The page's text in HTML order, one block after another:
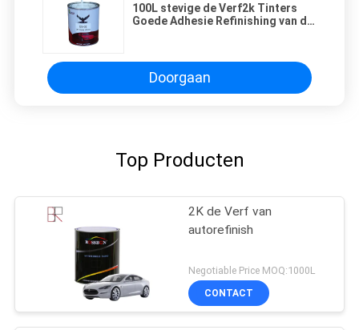
100L stevige de Verf2k Tinters
Goede Adhesie Refinishing van de
Doorgaan
Top Producten
2K de Verf van
autorefinish
Negotiable Price MOQ:1000L
CONTACT